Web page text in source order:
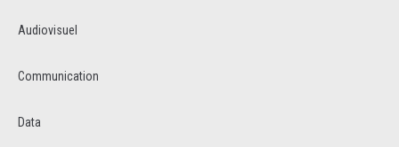
Audiovisuel
Communication
Data